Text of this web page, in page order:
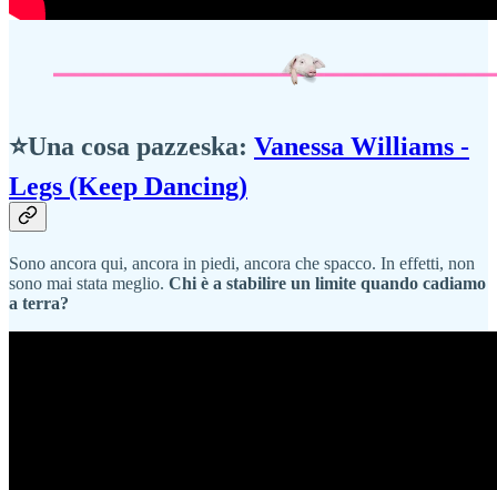
⭐Una cosa pazzeska: Vanessa Williams -
Legs (Keep Dancing)
Sono ancora qui, ancora in piedi, ancora che spacco. In effetti, non
sono mai stata meglio. Chi è a stabilire un limite quando cadiamo
a terra?